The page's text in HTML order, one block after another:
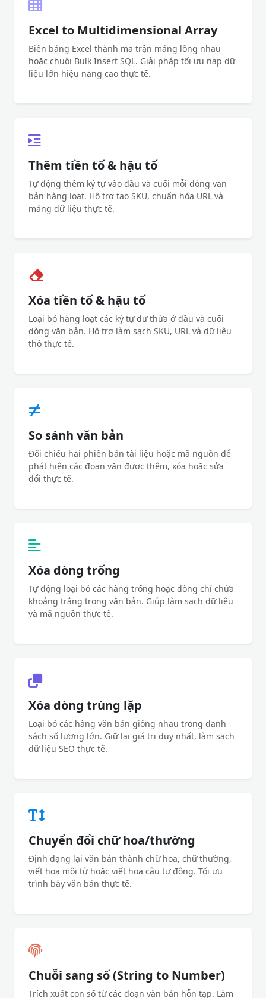
Excel to Multidimensional Array
Biến bảng Excel thành ma trận mảng lồng nhau
hoặc chuỗi Bulk Insert SQL. Giải pháp tối ưu nạp dữ
liệu lớn hiệu năng cao thực tế.
Thêm tiền tố & hậu tố
Tự động thêm ký tự vào đầu và cuối mỗi dòng văn
bản hàng loạt. Hỗ trợ tạo SKU, chuẩn hóa URL và
mảng dữ liệu thực tế.
Xóa tiền tố & hậu tố
Loại bỏ hàng loạt các ký tự dư thừa ở đầu và cuối
dòng văn bản. Hỗ trợ làm sạch SKU, URL và dữ liệu
thô thực tế.
So sánh văn bản
Đối chiếu hai phiên bản tài liệu hoặc mã nguồn để
phát hiện các đoạn văn được thêm, xóa hoặc sửa
đổi thực tế.
Xóa dòng trống
Tự động loại bỏ các hàng trống hoặc dòng chỉ chứa
khoảng trắng trong văn bản. Giúp làm sạch dữ liệu
và mã nguồn thực tế.
Xóa dòng trùng lặp
Loại bỏ các hàng văn bản giống nhau trong danh
sách số lượng lớn. Giữ lại giá trị duy nhất, làm sạch
dữ liệu SEO thực tế.
Chuyển đổi chữ hoa/thường
Định dạng lại văn bản thành chữ hoa, chữ thường,
viết hoa mỗi từ hoặc viết hoa câu tự động. Tối ưu
trình bày văn bản thực tế.
Chuỗi sang số (String to Number)
Trích xuất con số từ các đoạn văn bản hỗn tạp. Làm